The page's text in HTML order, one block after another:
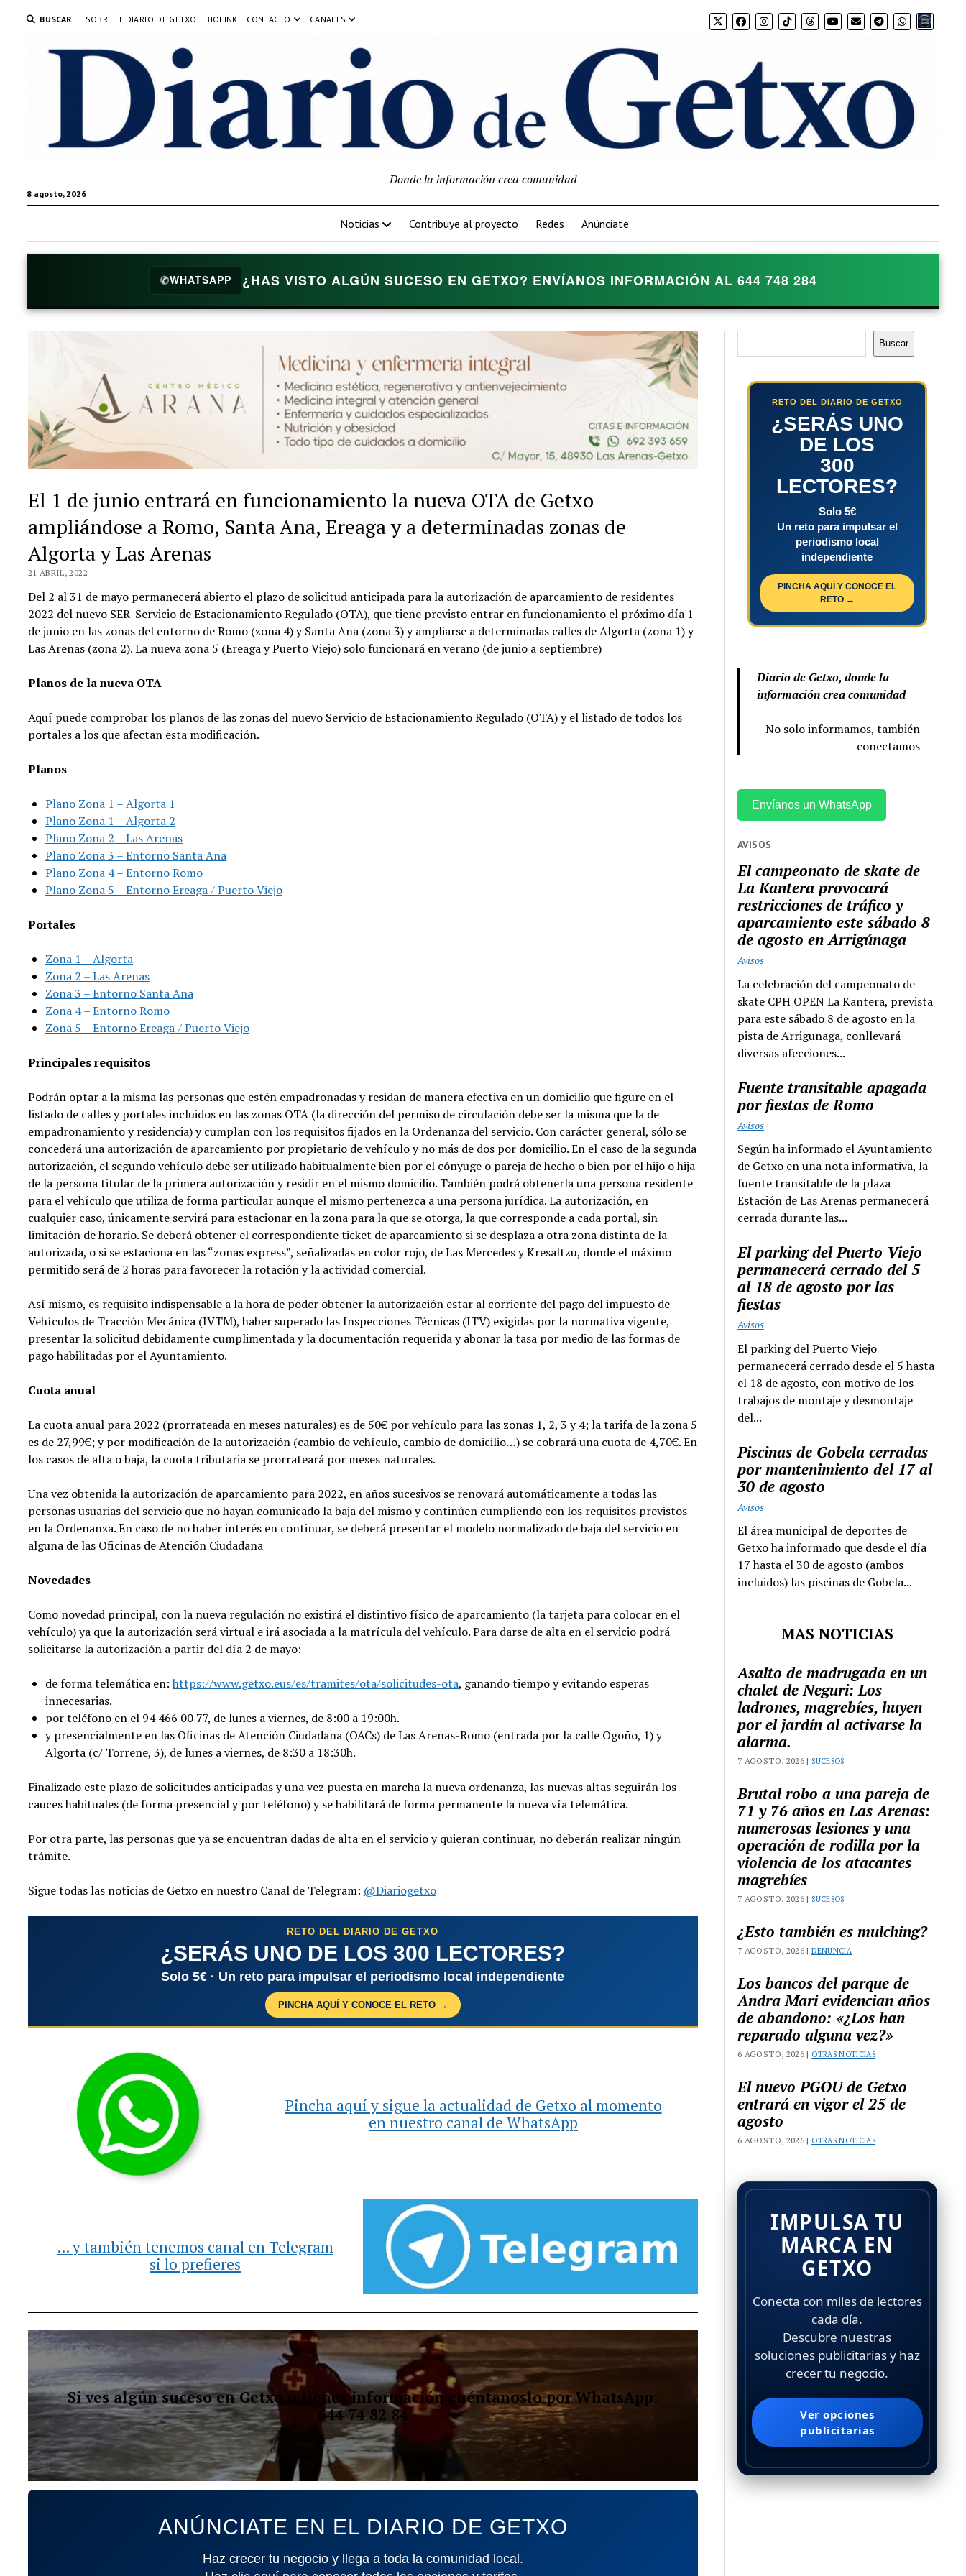
BUSCAR SOBRE EL DIARIO DE GETXO BIOLINK CONTACTO CANALES Bio.link
8 agosto, 2026
Donde la información crea comunidad
Noticias Contribuye al proyecto Redes Anúnciate
✆WHATSAPP ¿HAS VISTO ALGÚN SUCESO EN GETXO? ENVÍANOS INFORMACIÓN AL 644 748 284
El 1 de junio entrará en funcionamiento la nueva OTA de Getxo
ampliándose a Romo, Santa Ana, Ereaga y a determinadas zonas de
Algorta y Las Arenas
21 ABRIL, 2022
Del 2 al 31 de mayo permanecerá abierto el plazo de solicitud anticipada para la autorización de aparcamiento de residentes
2022 del nuevo SER-Servicio de Estacionamiento Regulado (OTA), que tiene previsto entrar en funcionamiento el próximo día 1
de junio en las zonas del entorno de Romo (zona 4) y Santa Ana (zona 3) y ampliarse a determinadas calles de Algorta (zona 1) y
Las Arenas (zona 2). La nueva zona 5 (Ereaga y Puerto Viejo) solo funcionará en verano (de junio a septiembre)
Planos de la nueva OTA
Aquí puede comprobar los planos de las zonas del nuevo Servicio de Estacionamiento Regulado (OTA) y el listado de todos los
portales a los que afectan esta modificación.
Planos
Plano Zona 1 – Algorta 1
Plano Zona 1 – Algorta 2
Plano Zona 2 – Las Arenas
Plano Zona 3 – Entorno Santa Ana
Plano Zona 4 – Entorno Romo
Plano Zona 5 – Entorno Ereaga / Puerto Viejo
Portales
Zona 1 – Algorta
Zona 2 – Las Arenas
Zona 3 – Entorno Santa Ana
Zona 4 – Entorno Romo
Zona 5 – Entorno Ereaga / Puerto Viejo
Principales requisitos
Podrán optar a la misma las personas que estén empadronadas y residan de manera efectiva en un domicilio que figure en el
listado de calles y portales incluidos en las zonas OTA (la dirección del permiso de circulación debe ser la misma que la de
empadronamiento y residencia) y cumplan con los requisitos fijados en la Ordenanza del servicio. Con carácter general, sólo se
concederá una autorización de aparcamiento por propietario de vehículo y no más de dos por domicilio. En el caso de la segunda
autorización, el segundo vehículo debe ser utilizado habitualmente bien por el cónyuge o pareja de hecho o bien por el hijo o hija
de la persona titular de la primera autorización y residir en el mismo domicilio. También podrá obtenerla una persona residente
para el vehículo que utiliza de forma particular aunque el mismo pertenezca a una persona jurídica. La autorización, en
cualquier caso, únicamente servirá para estacionar en la zona para la que se otorga, la que corresponde a cada portal, sin
limitación de horario. Se deberá obtener el correspondiente ticket de aparcamiento si se desplaza a otra zona distinta de la
autorizada, o si se estaciona en las “zonas express”, señalizadas en color rojo, de Las Mercedes y Kresaltzu, donde el máximo
permitido será de 2 horas para favorecer la rotación y la actividad comercial.
Así mismo, es requisito indispensable a la hora de poder obtener la autorización estar al corriente del pago del impuesto de
Vehículos de Tracción Mecánica (IVTM), haber superado las Inspecciones Técnicas (ITV) exigidas por la normativa vigente,
presentar la solicitud debidamente cumplimentada y la documentación requerida y abonar la tasa por medio de las formas de
pago habilitadas por el Ayuntamiento.
Cuota anual
La cuota anual para 2022 (prorrateada en meses naturales) es de 50€ por vehículo para las zonas 1, 2, 3 y 4; la tarifa de la zona 5
es de 27,99€; y por modificación de la autorización (cambio de vehículo, cambio de domicilio…) se cobrará una cuota de 4,70€. En
los casos de alta o baja, la cuota tributaria se prorrateará por meses naturales.
Una vez obtenida la autorización de aparcamiento para 2022, en años sucesivos se renovará automáticamente a todas las
personas usuarias del servicio que no hayan comunicado la baja del mismo y continúen cumpliendo con los requisitos previstos
en la Ordenanza. En caso de no haber interés en continuar, se deberá presentar el modelo normalizado de baja del servicio en
alguna de las Oficinas de Atención Ciudadana
Novedades
Como novedad principal, con la nueva regulación no existirá el distintivo físico de aparcamiento (la tarjeta para colocar en el
vehículo) ya que la autorización será virtual e irá asociada a la matrícula del vehículo. Para darse de alta en el servicio podrá
solicitarse la autorización a partir del día 2 de mayo:
de forma telemática en: https://www.getxo.eus/es/tramites/ota/solicitudes-ota, ganando tiempo y evitando esperas
innecesarias.
por teléfono en el 94 466 00 77, de lunes a viernes, de 8:00 a 19:00h.
y presencialmente en las Oficinas de Atención Ciudadana (OACs) de Las Arenas-Romo (entrada por la calle Ogoño, 1) y
Algorta (c/ Torrene, 3), de lunes a viernes, de 8:30 a 18:30h.
Finalizado este plazo de solicitudes anticipadas y una vez puesta en marcha la nueva ordenanza, las nuevas altas seguirán los
cauces habituales (de forma presencial y por teléfono) y se habilitará de forma permanente la nueva vía telemática.
Por otra parte, las personas que ya se encuentran dadas de alta en el servicio y quieran continuar, no deberán realizar ningún
trámite.
Sigue todas las noticias de Getxo en nuestro Canal de Telegram: @Diariogetxo
RETO DEL DIARIO DE GETXO
¿SERÁS UNO DE LOS 300 LECTORES?
Solo 5€ · Un reto para impulsar el periodismo local independiente
PINCHA AQUÍ Y CONOCE EL RETO →
Pincha aquí y sigue la actualidad de Getxo al momento
en nuestro canal de WhatsApp
... y también tenemos canal en Telegram
si lo prefieres
Si ves algún suceso en Getxo o tienes información cuéntanoslo por WhatsApp:
644 74 82 84
ANÚNCIATE EN EL DIARIO DE GETXO
Haz crecer tu negocio y llega a toda la comunidad local.
Buscar
RETO DEL DIARIO DE GETXO
¿SERÁS UNO
DE LOS
300
LECTORES?
Solo 5€
Un reto para impulsar el
periodismo local
independiente
PINCHA AQUÍ Y CONOCE EL
RETO →
Diario de Getxo, donde la
información crea comunidad
No solo informamos, también
conectamos
Envíanos un WhatsApp
AVISOS
El campeonato de skate de
La Kantera provocará
restricciones de tráfico y
aparcamiento este sábado 8
de agosto en Arrigúnaga
Avisos
La celebración del campeonato de
skate CPH OPEN La Kantera, prevista
para este sábado 8 de agosto en la
pista de Arrigunaga, conllevará
diversas afecciones...
Fuente transitable apagada
por fiestas de Romo
Avisos
Según ha informado el Ayuntamiento
de Getxo en una nota informativa, la
fuente transitable de la plaza
Estación de Las Arenas permanecerá
cerrada durante las...
El parking del Puerto Viejo
permanecerá cerrado del 5
al 18 de agosto por las
fiestas
Avisos
El parking del Puerto Viejo
permanecerá cerrado desde el 5 hasta
el 18 de agosto, con motivo de los
trabajos de montaje y desmontaje
del...
Piscinas de Gobela cerradas
por mantenimiento del 17 al
30 de agosto
Avisos
El área municipal de deportes de
Getxo ha informado que desde el día
17 hasta el 30 de agosto (ambos
incluidos) las piscinas de Gobela...
MAS NOTICIAS
Asalto de madrugada en un
chalet de Neguri: Los
ladrones, magrebíes, huyen
por el jardín al activarse la
alarma.
7 AGOSTO, 2026 | SUCESOS
Brutal robo a una pareja de
71 y 76 años en Las Arenas:
numerosas lesiones y una
operación de rodilla por la
violencia de los atacantes
magrebíes
7 AGOSTO, 2026 | SUCESOS
¿Esto también es mulching?
7 AGOSTO, 2026 |DENUNCIA
Los bancos del parque de
Andra Mari evidencian años
de abandono: «¿Los han
reparado alguna vez?»
6 AGOSTO, 2026 | OTRAS NOTICIAS
El nuevo PGOU de Getxo
entrará en vigor el 25 de
agosto
6 AGOSTO, 2026 | OTRAS NOTICIAS
IMPULSA TU
MARCA EN
GETXO
Conecta con miles de lectores
cada día.
Descubre nuestras
soluciones publicitarias y haz
crecer tu negocio.
Ver opciones
publicitarias